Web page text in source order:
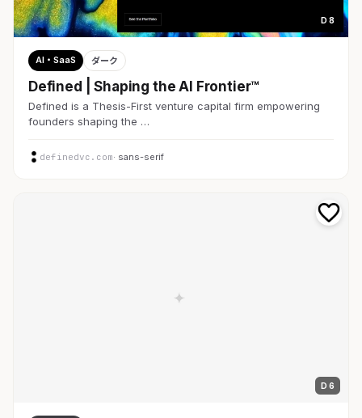
D 8
AI・SaaS ダーク
Defined | Shaping the AI Frontier™
Defined is a Thesis-First venture capital firm empowering
founders shaping the …
definedvc.com· sans-serif
D 6